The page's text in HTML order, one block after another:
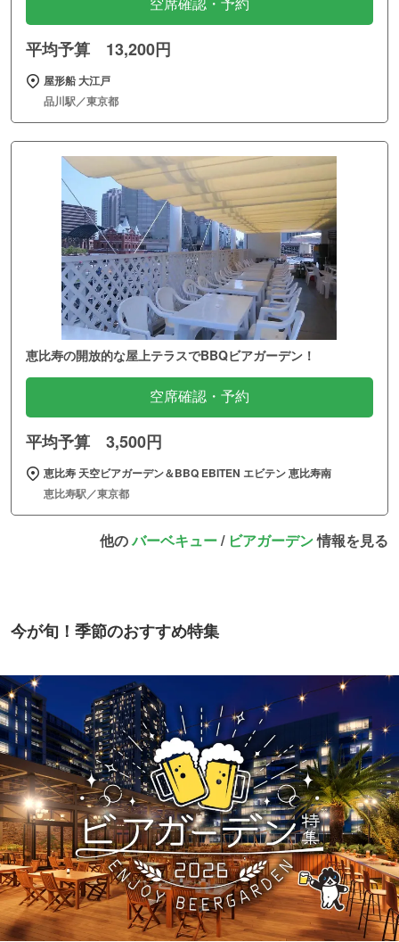
空席確認・予約
平均予算 13,200円
屋形船 大江戸
品川駅／東京都
恵比寿の開放的な屋上テラスでBBQビアガーデン！
空席確認・予約
平均予算 3,500円
恵比寿 天空ビアガーデン＆BBQ EBITEN エビテン 恵比寿南
恵比寿駅／東京都
他のバーベキュー/ ビアガーデン情報を見る
今が旬！季節のおすすめ特集